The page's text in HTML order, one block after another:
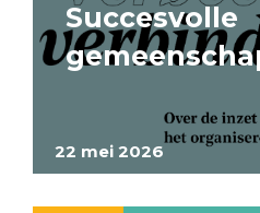
22 mei 2026
Succesvolle